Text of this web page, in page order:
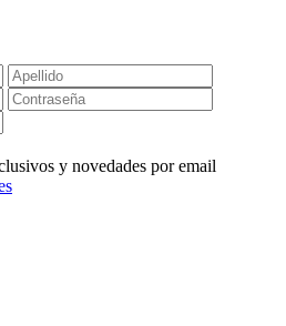
y novedades por email